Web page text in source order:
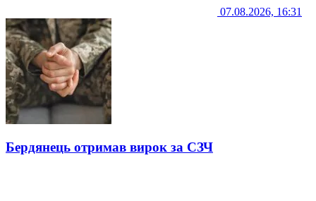
07.08.2026, 16:31
Бердянець отримав вирок за СЗЧ